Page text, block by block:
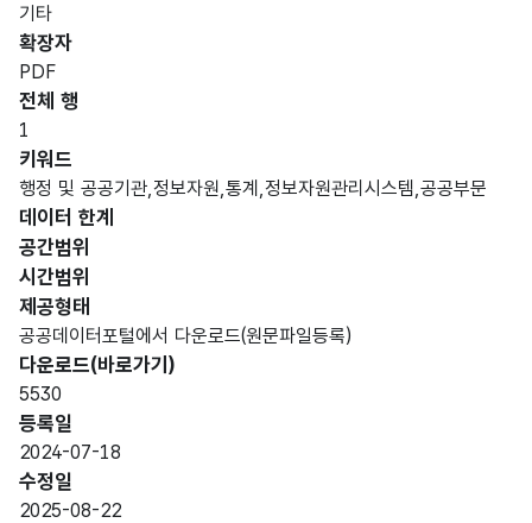
기타
확장자
PDF
전체 행
1
키워드
행정 및 공공기관,정보자원,통계,정보자원관리시스템,공공부문
데이터 한계
공간범위
시간범위
제공형태
공공데이터포털에서 다운로드(원문파일등록)
다운로드(바로가기)
5530
등록일
2024-07-18
수정일
2025-08-22